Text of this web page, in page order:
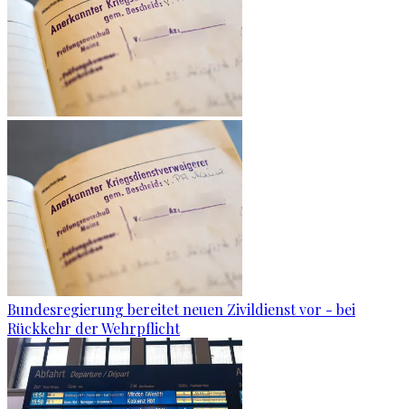
Bundesregierung bereitet neuen Zivildienst vor - bei
Rückkehr der Wehrpflicht